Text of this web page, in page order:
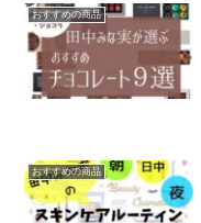
おすすめの商品
おすすめの商品